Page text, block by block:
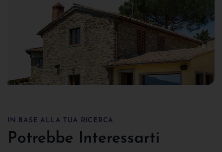
IN BASE ALLA TUA RICERCA
Potrebbe Interessarti